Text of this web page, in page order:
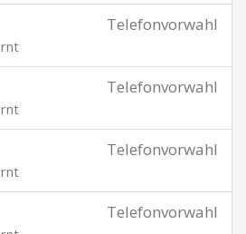
Telefonvorwahl
Telefonvorwahl
Telefonvorwahl
Telefonvorwahl